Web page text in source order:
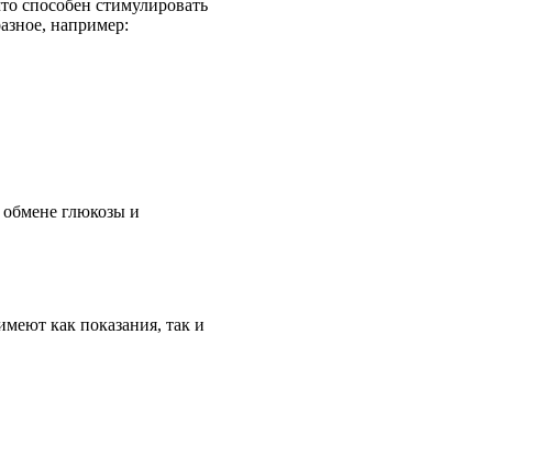
способен стимулировать
например:
глюкозы и
как показания, так и